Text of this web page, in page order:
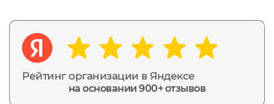
Рейтинг организации в Яндексе
на основании 900+ отзывов